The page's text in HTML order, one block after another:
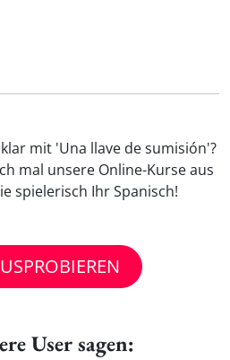
mit 'Una llave de sumisión'?
mal unsere Online-Kurse aus
spielerisch Ihr Spanisch!
User sagen: